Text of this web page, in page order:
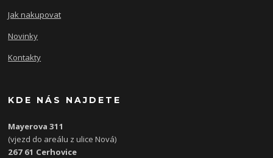
Jak nakupovat
Novinky
Kontakty
KDE NÁS NAJDETE
Mayerova 311
(vjezd do areálu z ulice Nová)
267 61 Cerhovice